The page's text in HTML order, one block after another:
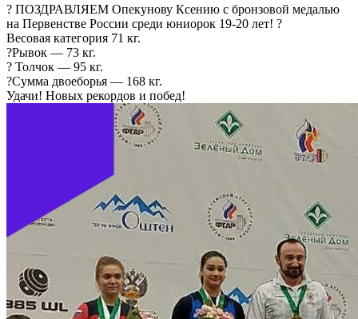
? ПОЗДРАВЛЯЕМ Опекунову Ксению с бронзовой медалью
на Первенстве России среди юниорок 19-20 лет! ?
Весовая категория 71 кг.
?Рывок — 73 кг.
? Толчок — 95 кг.
?Сумма двоеборья — 168 кг.
Удачи! Новых рекордов и побед!